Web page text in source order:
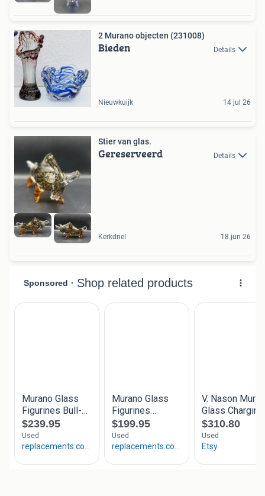
2 Murano objecten (231008)
Bieden Details
Nieuwkuijk 14 jul 26
Stier van glas.
Gereserveerd Details
Kerkdriel 18 jun 26